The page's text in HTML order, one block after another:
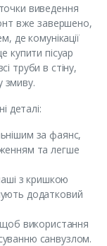
виведення
вже завершено,
де комунікації
купити пісуар
труби в стіну,
змиву.
деталі:
за фаянс,
та легше
з кришкою
додатковий
використання
санвузлом.